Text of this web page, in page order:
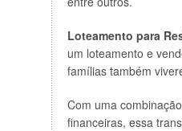
Loteamento para
um loteamento e
famílias também
Com uma
financeiras, essa